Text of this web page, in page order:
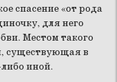
спасение «от рода
для него
Местом такого
существующая в
иной.